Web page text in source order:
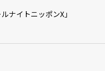
ナイトニッポンX」